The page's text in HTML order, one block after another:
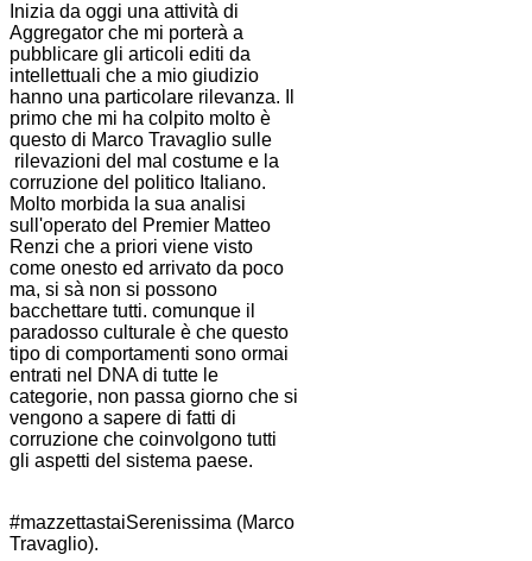
Inizia da oggi una attività di
Aggregator che mi porterà a
pubblicare gli articoli editi da
intellettuali che a mio giudizio
hanno una particolare rilevanza. Il
primo che mi ha colpito molto è
questo di Marco Travaglio sulle
rilevazioni del mal costume e la
corruzione del politico Italiano.
Molto morbida la sua analisi
sull'operato del Premier Matteo
Renzi che a priori viene visto
come onesto ed arrivato da poco
ma, si sà non si possono
bacchettare tutti. comunque il
paradosso culturale è che questo
tipo di comportamenti sono ormai
entrati nel DNA di tutte le
categorie, non passa giorno che si
vengono a sapere di fatti di
corruzione che coinvolgono tutti
gli aspetti del sistema paese.
#mazzettastaiSerenissima (Marco
Travaglio).